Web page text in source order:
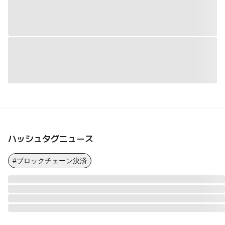
ハッシュタグニュース
#ブロックチェーン決済